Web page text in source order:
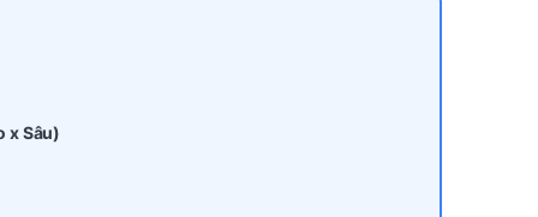
x Sâu)